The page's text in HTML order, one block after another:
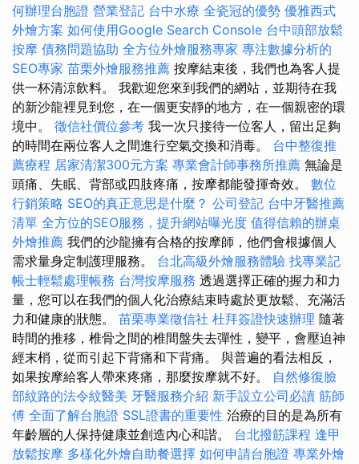
何辦理台胞證 營業登記 台中水療 全瓷冠的優勢 優雅西式
外燴方案 如何使用Google Search Console 台中頭部放鬆
按摩 債務問題協助 全方位外燴服務專家 專注數據分析的
SEO專家 苗栗外燴服務推薦 按摩結束後，我們也為客人提
供一杯清涼飲料。 我歡迎您來到我們的網站，並期待在我
的新沙龍裡見到您，在一個更安靜的地方，在一個親密的環
境中。 徵信社價位參考 我一次只接待一位客人，留出足夠
的時間在兩位客人之間進行空氣交換和消毒。 台中整復推
薦療程 居家清潔300元方案 專業會計師事務所推薦 無論是
頭痛、失眠、背部或四肢疼痛，按摩都能發揮奇效。 數位
行銷策略 SEO的真正意思是什麼？ 公司登記 台中牙醫推薦
清單 全方位的SEO服務，提升網站曝光度 值得信賴的辦桌
外燴推薦 我們的沙龍擁有合格的按摩師，他們會根據個人
需求量身定制護理服務。 台北高級外燴服務體驗 找專業記
帳士輕鬆處理帳務 台灣按摩服務 透過選擇正確的握力和力
量，您可以在我們的個人化治療結束時處於更放鬆、充滿活
力和健康的狀態。 苗栗專業徵信社 杜拜簽證快速辦理 隨著
時間的推移，椎骨之間的椎間盤失去彈性，變平，會壓迫神
經末梢，從而引起下背痛和下背痛。 與普遍的看法相反，
如果按摩給客人帶來疼痛，那麼按摩就不好。 自然修復臉
部紋路的法令紋醫美 牙醫服務介紹 新手設立公司必讀 筋師
傅 全面了解台胞證 SSL證書的重要性 治療的目的是為所有
年齡層的人保持健康並創造內心和諧。 台北撥筋課程 逢甲
放鬆按摩 多樣化外燴自助餐選擇 如何申請台胞證 專業外燴